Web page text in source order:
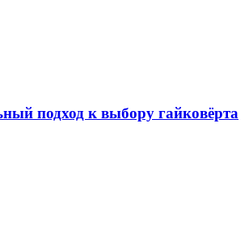
подход к выбору гайковёрта